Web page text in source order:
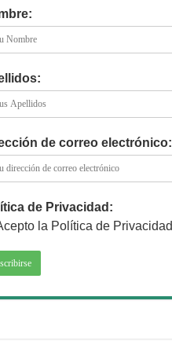
de correo electrónico:
de Privacidad:
la Política de Privacidad